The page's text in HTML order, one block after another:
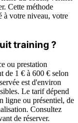
Cette méthode
à votre niveau, votre
training ?
ou prestation
de 1 € à 600 € selon
est d'environ
Le tarif dépend
ligne ou présentiel, de
Consultez
de réserver.